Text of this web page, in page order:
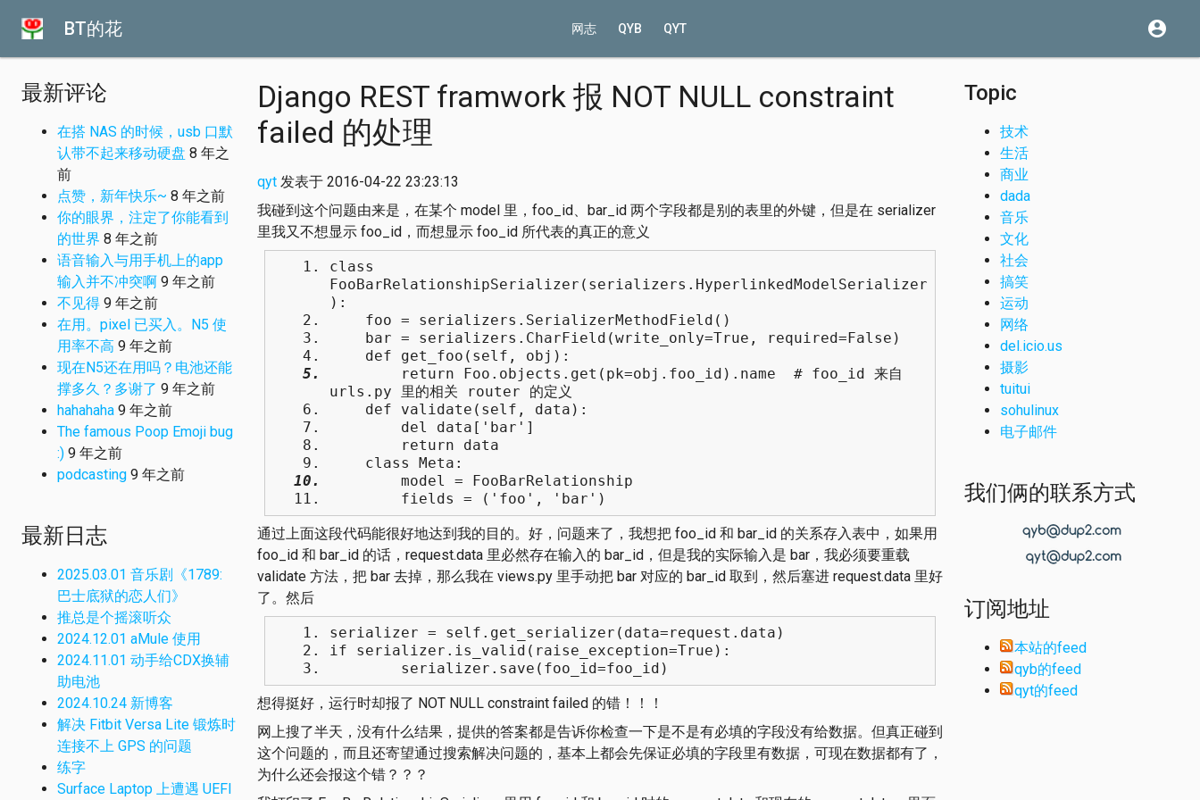
BT的花 网志 QYB QYT account_circle
Django REST framwork 报 NOT NULL constraint
failed 的处理
qyt 发表于 2016-04-22 23:23:13
我碰到这个问题由来是，在某个 model 里，foo_id、bar_id 两个字段都是别的表里的外键，但是在 serializer
里我又不想显示 foo_id，而想显示 foo_id 所代表的真正的意义
class
FooBarRelationshipSerializer(serializers.HyperlinkedModelSerializer
):
foo = serializers.SerializerMethodField()
bar = serializers.CharField(write_only=True, required=False)
def get_foo(self, obj):
return Foo.objects.get(pk=obj.foo_id).name # foo_id 来自
urls.py 里的相关 router 的定义
def validate(self, data):
del data['bar']
return data
class Meta:
model = FooBarRelationship
fields = ('foo', 'bar')
通过上面这段代码能很好地达到我的目的。好，问题来了，我想把 foo_id 和 bar_id 的关系存入表中，如果用
foo_id 和 bar_id 的话，request.data 里必然存在输入的 bar_id，但是我的实际输入是 bar，我必须要重载
validate 方法，把 bar 去掉，那么我在 views.py 里手动把 bar 对应的 bar_id 取到，然后塞进 request.data 里好
了。然后
serializer = self.get_serializer(data=request.data)
if serializer.is_valid(raise_exception=True):
serializer.save(foo_id=foo_id)
想得挺好，运行时却报了 NOT NULL constraint failed 的错！！！
网上搜了半天，没有什么结果，提供的答案都是告诉你检查一下是不是有必填的字段没有给数据。但真正碰到
这个问题的，而且还寄望通过搜索解决问题的，基本上都会先保证必填的字段里有数据，可现在数据都有了，
为什么还会报这个错？？？
最新评论
在搭 NAS 的时候，usb 口默
认带不起来移动硬盘 8 年之
前
点赞，新年快乐~ 8 年之前
你的眼界，注定了你能看到
的世界 8 年之前
语音输入与用手机上的app
输入并不冲突啊 9 年之前
不见得 9 年之前
在用。pixel 已买入。N5 使
用率不高 9 年之前
现在N5还在用吗？电池还能
撑多久？多谢了 9 年之前
hahahaha 9 年之前
The famous Poop Emoji bug
:) 9 年之前
podcasting 9 年之前
最新日志
2025.03.01 音乐剧《1789:
巴士底狱的恋人们》
推总是个摇滚听众
2024.12.01 aMule 使用
2024.11.01 动手给CDX换辅
助电池
2024.10.24 新博客
解决 Fitbit Versa Lite 锻炼时
连接不上 GPS 的问题
练字
Surface Laptop 上遭遇 UEFI
Topic
技术
生活
商业
dada
音乐
文化
社会
搞笑
运动
网络
del.icio.us
摄影
tuitui
sohulinux
电子邮件
我们俩的联系方式
订阅地址
本站的feed
qyb的feed
qyt的feed